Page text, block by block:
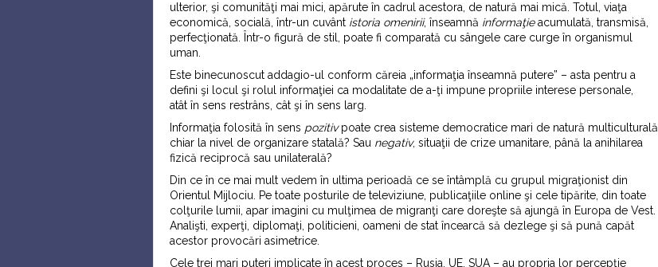
ulterior, şi comunităţi mai mici, apărute în cadrul acestora, de natură mai mică. Totul, viaţa
economică, socială, într-un cuvânt istoria omenirii, înseamnă informaţieacumulată, transmisă,
perfecţionată. Într-o figură de stil, poate fi comparată cu sângele care curge în organismul
uman.
Este binecunoscut addagio-ul conform căreia „informaţia înseamnă putere” – asta pentru a
defini şi locul şi rolul informaţiei ca modalitate de a-ţi impune propriile interese personale,
atât în sens restrâns, cât şi în sens larg.
Informaţia folosită în sens pozitivpoate crea sisteme democratice mari de natură multiculturală,
chiar la nivel de organizare statală? Sau negativ, situaţii de crize umanitare, până la anihilarea
fizică reciprocă sau unilaterală?
Din ce în ce mai mult vedem în ultima perioadă ce se întâmplă cu grupul migraţionist din
Orientul Mijlociu. Pe toate posturile de televiziune, publicaţiile online şi cele tipărite, din toate
colţurile lumii, apar imagini cu mulţimea de migranţi care doreşte să ajungă în Europa de Vest.
Analişti, experţi, diplomaţi, politicieni, oameni de stat încearcă să dezlege şi să pună capăt
acestor provocări asimetrice.
Cele trei mari puteri implicate în acest proces – Rusia, UE, SUA – au propria lor percepţie